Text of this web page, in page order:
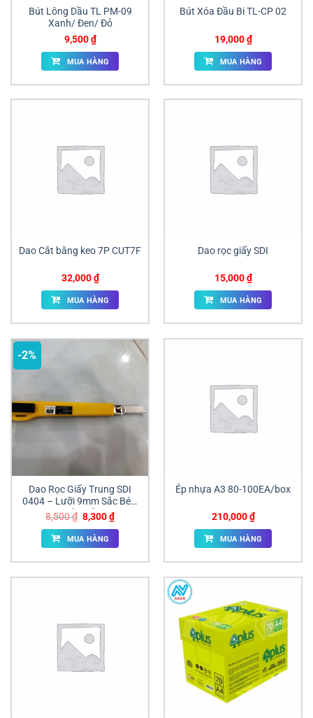
Bút Lông Dầu TL PM-09
Xanh/ Đen/ Đỏ
9,500₫
MUA HÀNG
Bút Xóa Đầu Bi TL-CP 02
19,000₫
MUA HÀNG
Dao Cắt băng keo 7P CUT7F
32,000₫
MUA HÀNG
Dao rọc giấy SDI
15,000₫
MUA HÀNG
-2%
Dao Rọc Giấy Trung SDI
0404 – Lưỡi 9mm Sắc Bén,
Bền Bỉ
8,500₫ Giá
gốc
là:
8,500 ₫.
8,300₫Giá
hiện
tại
là:
MUA HÀNG
Ép nhựa A3 80-100EA/box
210,000₫
MUA HÀNG